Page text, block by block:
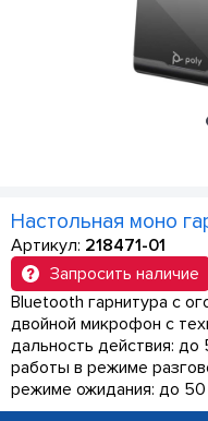
Настольная моно
Артикул: 218471-01
Запросить наличие
Bluetooth гарнитура с
двойной микрофон с
дальность действия: до
работы в режиме
режиме ожидания: до 50